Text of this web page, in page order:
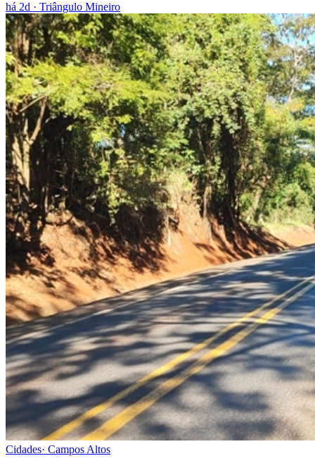
há 2d · Triângulo Mineiro
Cidades· Campos Altos